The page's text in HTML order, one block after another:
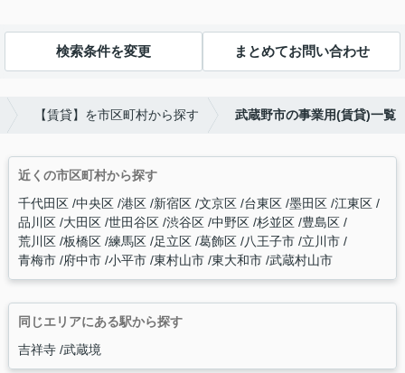
検索条件を変更 まとめてお問い合わせ
【賃貸】を市区町村から探す 武蔵野市の事業用(賃貸)一覧
近くの市区町村から探す
千代田区 中央区 港区 新宿区 文京区 台東区 墨田区 江東区
品川区 大田区 世田谷区 渋谷区 中野区 杉並区 豊島区
荒川区 板橋区 練馬区 足立区 葛飾区 八王子市 立川市
青梅市 府中市 小平市 東村山市 東大和市 武蔵村山市
同じエリアにある駅から探す
吉祥寺 武蔵境